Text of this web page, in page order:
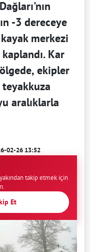
-3 dereceye
merkezi
Kar
ekipler
teyakkuza
aralıklarla
02-26 13:52
takip etmek için
Et